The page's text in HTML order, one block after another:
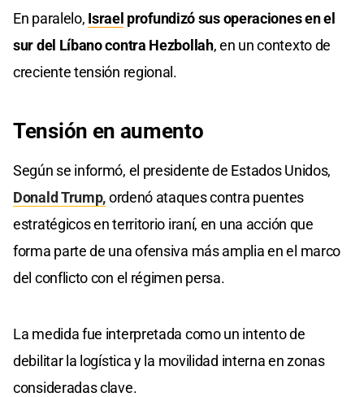
En paralelo, Israel profundizó sus operaciones en el
sur del Líbano contra Hezbollah, en un contexto de
creciente tensión regional.
Tensión en aumento
Según se informó, el presidente de Estados Unidos,
Donald Trump,ordenó ataques contra puentes
estratégicos en territorio iraní, en una acción que
forma parte de una ofensiva más amplia en el marco
del conflicto con el régimen persa.
La medida fue interpretada como un intento de
debilitar la logística y la movilidad interna en zonas
consideradas clave.